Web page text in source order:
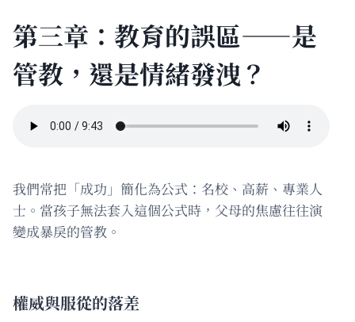
第三章：教育的誤區——是
管教，還是情緒發洩？
我們常把「成功」簡化為公式：名校、高薪、專業人
士。當孩子無法套入這個公式時，父母的焦慮往往演
變成暴戾的管教。
權威與服從的落差